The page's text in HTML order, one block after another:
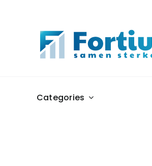
Categories